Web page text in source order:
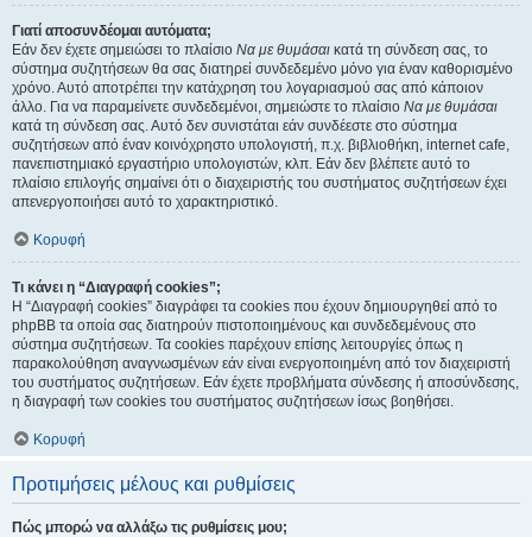
Γιατί αποσυνδέομαι αυτόματα;
Εάν δεν έχετε σημειώσει το πλαίσιο Να με θυμάσαι κατά τη σύνδεση σας, το
σύστημα συζητήσεων θα σας διατηρεί συνδεδεμένο μόνο για έναν καθορισμένο
χρόνο. Αυτό αποτρέπει την κατάχρηση του λογαριασμού σας από κάποιον
άλλο. Για να παραμείνετε συνδεδεμένοι, σημειώστε το πλαίσιο Να με θυμάσαι
κατά τη σύνδεση σας. Αυτό δεν συνιστάται εάν συνδέεστε στο σύστημα
συζητήσεων από έναν κοινόχρηστο υπολογιστή, π.χ. βιβλιοθήκη, internet cafe,
πανεπιστημιακό εργαστήριο υπολογιστών, κλπ. Εάν δεν βλέπετε αυτό το
πλαίσιο επιλογής σημαίνει ότι ο διαχειριστής του συστήματος συζητήσεων έχει
απενεργοποιήσει αυτό το χαρακτηριστικό.
Κορυφή
Τι κάνει η “Διαγραφή cookies”;
Η “Διαγραφή cookies” διαγράφει τα cookies που έχουν δημιουργηθεί από το
phpBB τα οποία σας διατηρούν πιστοποιημένους και συνδεδεμένους στο
σύστημα συζητήσεων. Τα cookies παρέχουν επίσης λειτουργίες όπως η
παρακολούθηση αναγνωσμένων εάν είναι ενεργοποιημένη από τον διαχειριστή
του συστήματος συζητήσεων. Εάν έχετε προβλήματα σύνδεσης ή αποσύνδεσης,
η διαγραφή των cookies του συστήματος συζητήσεων ίσως βοηθήσει.
Κορυφή
Προτιμήσεις μέλους και ρυθμίσεις
Πώς μπορώ να αλλάξω τις ρυθμίσεις μου;